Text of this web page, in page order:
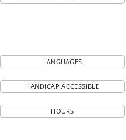
LANGUAGES
HANDICAP ACCESSIBLE
HOURS